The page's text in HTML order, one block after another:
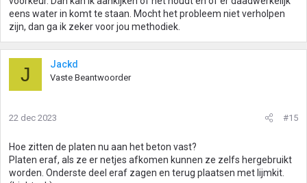
eens water in komt te staan. Mocht het probleem niet verholpen
zijn, dan ga ik zeker voor jou methodiek.
J Jackd
Vaste Beantwoorder
22 dec 2023 #15
Hoe zitten de platen nu aan het beton vast?
Platen eraf, als ze er netjes afkomen kunnen ze zelfs hergebruikt
worden. Onderste deel eraf zagen en terug plaatsen met lijmkit.